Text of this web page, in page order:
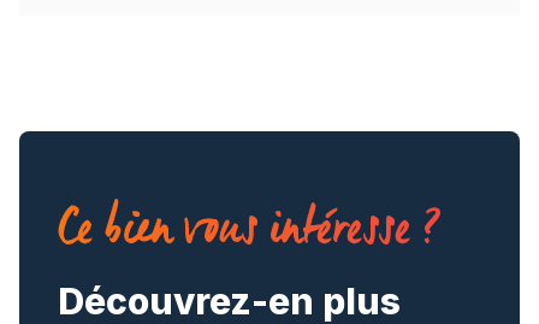
Ce bien vous intéresse ?
Découvrez-en plus